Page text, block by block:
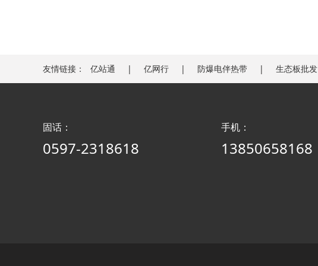
友情链接： 亿站通 亿网行 防爆电伴热带 生态板批发
固话：
0597-2318618
手机：
13850658168